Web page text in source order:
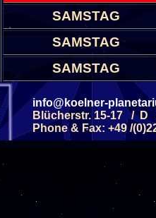
SAMSTAG
SAMSTAG
SAMSTAG
SAMSTAG
SAMSTAG
Alle
info@koelner-
Blücherstr. 15-17 / D
Phone & Fax: +49 /